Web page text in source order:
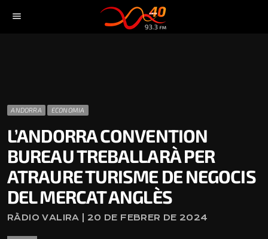
menu
ANDORRA ECONOMIA
L’ANDORRA CONVENTION
BUREAU TREBALLARÀ PER
ATRAURE TURISME DE NEGOCIS
DEL MERCAT ANGLÈS
RÀDIO VALIRA | 20 DE FEBRER DE 2024